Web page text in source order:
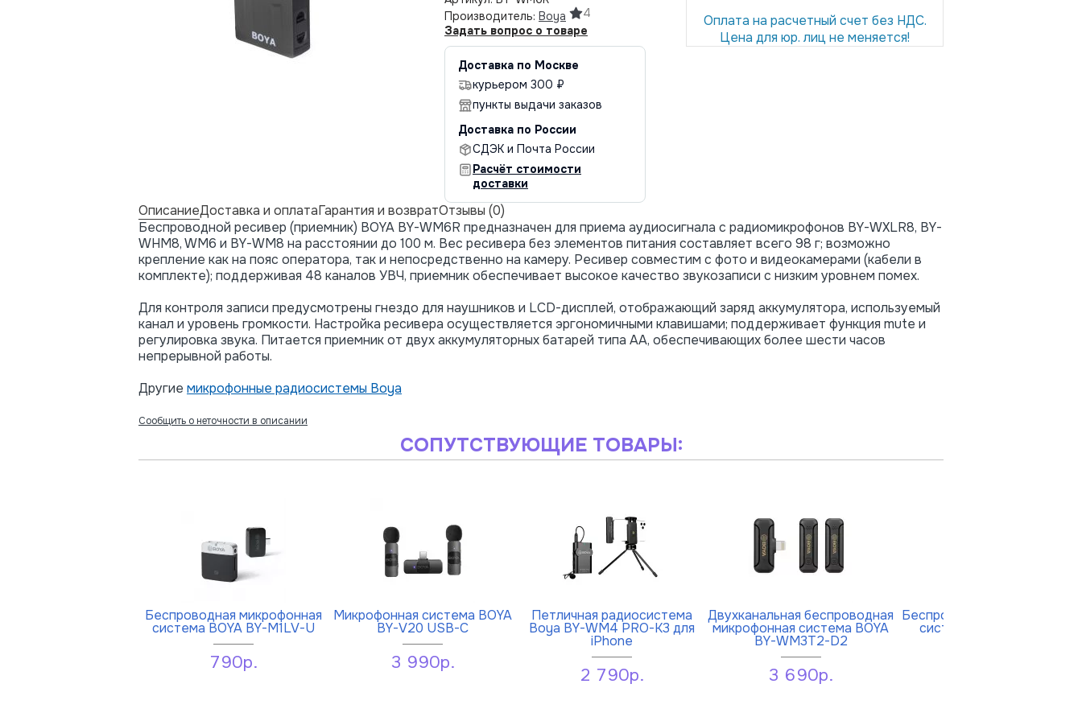
Оплата на расчетный счет без НДС.
Цена для юр. лиц не меняется!
Производитель: Boya
4
Задать вопрос о товаре
Доставка по Москве
курьером 300 ₽
пункты выдачи заказов
Доставка по России
СДЭК и Почта России
Расчёт стоимости
доставки
ОписаниеДоставка и оплатаГарантия и возвратОтзывы (0)
Беспроводной ресивер (приемник) BOYA BY-WM6R предназначен для приема аудиосигнала с радиомикрофонов BY-WXLR8, BY-
WHM8, WM6 и BY-WM8 на расстоянии до 100 м. Вес ресивера без элементов питания составляет всего 98 г; возможно
крепление как на пояс оператора, так и непосредственно на камеру. Ресивер совместим с фото и видеокамерами (кабели в
комплекте); поддерживая 48 каналов УВЧ, приемник обеспечивает высокое качество звукозаписи с низким уровнем помех.
Для контроля записи предусмотрены гнездо для наушников и LCD-дисплей, отображающий заряд аккумулятора, используемый
канал и уровень громкости. Настройка ресивера осуществляется эргономичными клавишами; поддерживает функция mute и
регулировка звука. Питается приемник от двух аккумуляторных батарей типа АА, обеспечивающих более шести часов
непрерывной работы.
Другие микрофонные радиосистемы Boya
Сообщить о неточности в описании
СОПУТСТВУЮЩИЕ ТОВАРЫ:
Беспроводная микрофонная
система BOYA BY-M1LV-U
790р.
Микрофонная система BOYA
BY-V20 USB-C
3 990р.
Петличная радиосистема
Boya BY-WM4 PRO-K3 для
iPhone
2 790р.
Двухканальная беспроводная
микрофонная система BOYA
BY-WM3T2-D2
3 690р.
Беспроводная микрофонная
система Boya Boyalink